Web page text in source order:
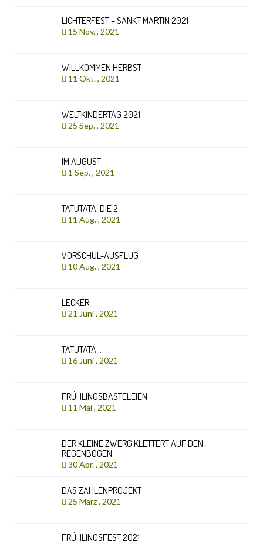
LICHTERFEST – SANKT MARTIN 2021
15 Nov. , 2021
WILLKOMMEN HERBST
11 Okt. , 2021
WELTKINDERTAG 2021
25 Sep. , 2021
IM AUGUST
1 Sep. , 2021
TATÜTATA, DIE 2.
11 Aug. , 2021
VORSCHUL-AUSFLUG
10 Aug. , 2021
LECKER
21 Juni , 2021
TATÜTATA…
16 Juni , 2021
FRÜHLINGSBASTELEIEN
11 Mai , 2021
DER KLEINE ZWERG KLETTERT AUF DEN
REGENBOGEN
30 Apr. , 2021
DAS ZAHLENPROJEKT
25 März , 2021
FRÜHLINGSFEST 2021